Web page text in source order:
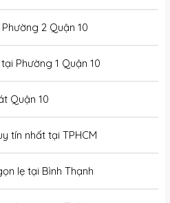
2 Quận 10
Phường 1 Quận 10
Quận 10
tín nhất tại TPHCM
lẹ tại Bình Thạnh